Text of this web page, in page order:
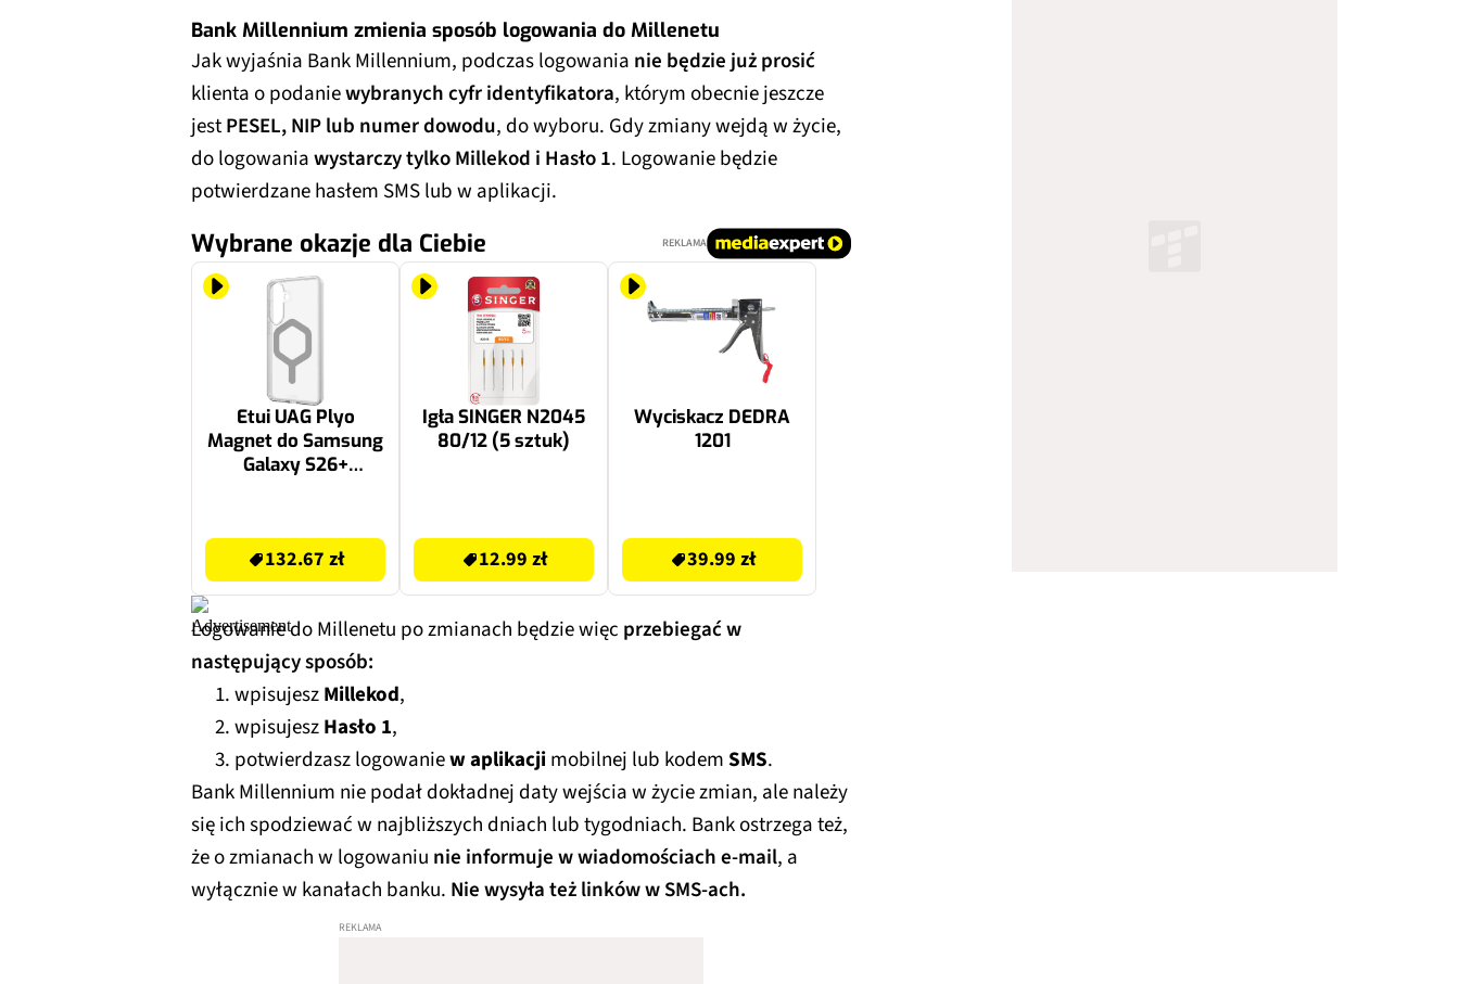
Bank Millennium zmienia sposób logowania do Millenetu
Jak wyjaśnia Bank Millennium, podczas logowania nie będzie już prosić
klienta o podaniewybranych cyfr identyfikatora, którym obecnie jeszcze
jestPESEL, NIP lub numer dowodu, do wyboru. Gdy zmiany wejdą w życie,
do logowaniawystarczy tylko Millekod i Hasło 1. Logowanie będzie
potwierdzane hasłem SMS lub w aplikacji.
Wybrane okazje dla Ciebie REKLAMA
Etui UAG Plyo
Magnet do Samsung
Galaxy S26+
132.67 zł
Igła SINGER N2045
80/12 (5 sztuk)
12.99 zł
Wyciskacz DEDRA
1201
39.99 zł
Logowanie do Millenetu po zmianach będzie więc przebiegać w
następujący sposób:
wpisujeszMillekod,
wpisujeszHasło 1,
potwierdzasz logowaniew aplikacjimobilnej lub kodemSMS.
Bank Millennium nie podał dokładnej daty wejścia w życie zmian, ale należy
się ich spodziewać w najbliższych dniach lub tygodniach. Bank ostrzega też,
że o zmianach w logowaniu nie informuje w wiadomościach e-mail, a
wyłącznie w kanałach banku. Nie wysyła też linków w SMS-ach.